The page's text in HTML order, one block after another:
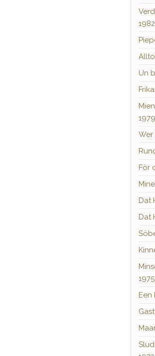
1982
Un
1979
Wer
För
Dat
Dat
1975
Een